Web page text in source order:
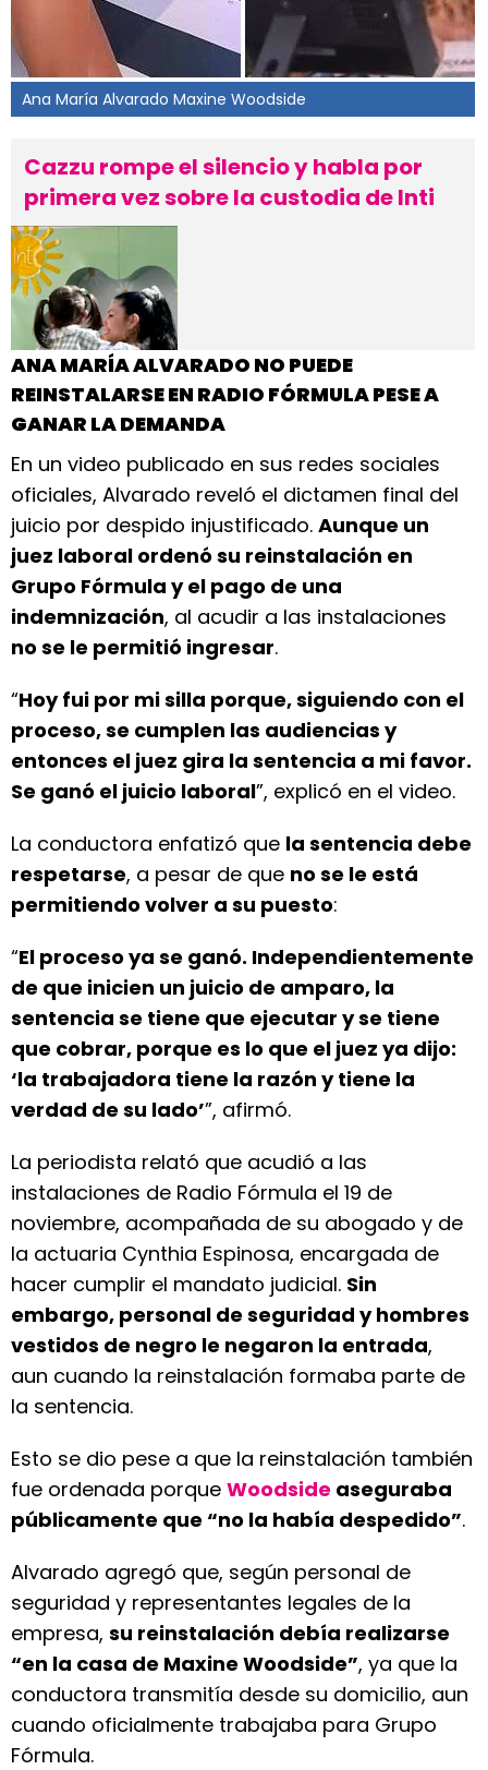
Ana María Alvarado Maxine Woodside
Cazzu rompe el silencio y habla por
primera vez sobre la custodia de Inti
ANA MARÍA ALVARADO NO PUEDE
REINSTALARSE EN RADIO FÓRMULA PESE A
GANAR LA DEMANDA
En un video publicado en sus redes sociales
oficiales, Alvarado reveló el dictamen final del
juicio por despido injustificado. Aunque un
juez laboral ordenó su reinstalación en
Grupo Fórmula y el pago de una
indemnización, al acudir a las instalaciones
no se le permitió ingresar.
“Hoy fui por mi silla porque, siguiendo con el
proceso, se cumplen las audiencias y
entonces el juez gira la sentencia a mi favor.
Se ganó el juicio laboral”, explicó en el video.
La conductora enfatizó que la sentencia debe
respetarse, a pesar de que no se le está
permitiendo volver a su puesto:
“El proceso ya se ganó. Independientemente
de que inicien un juicio de amparo, la
sentencia se tiene que ejecutar y se tiene
que cobrar, porque es lo que el juez ya dijo:
‘la trabajadora tiene la razón y tiene la
verdad de su lado’”, afirmó.
La periodista relató que acudió a las
instalaciones de Radio Fórmula el 19 de
noviembre, acompañada de su abogado y de
la actuaria Cynthia Espinosa, encargada de
hacer cumplir el mandato judicial. Sin
embargo, personal de seguridad y hombres
vestidos de negro le negaron la entrada,
aun cuando la reinstalación formaba parte de
la sentencia.
Esto se dio pese a que la reinstalación también
fue ordenada porque Woodside aseguraba
públicamente que “no la había despedido”.
Alvarado agregó que, según personal de
seguridad y representantes legales de la
empresa, su reinstalación debía realizarse
“en la casa de Maxine Woodside”, ya que la
conductora transmitía desde su domicilio, aun
cuando oficialmente trabajaba para Grupo
Fórmula.